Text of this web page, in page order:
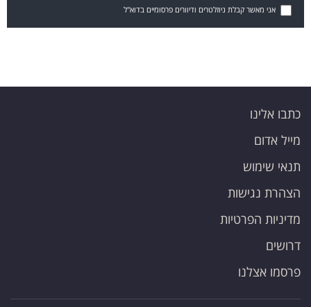
אני מאשר קבלת ניוזלטרים ודיוורים פרסומיים בדוא"ל
כתבו אלינו
מייל אדום
תנאי שימוש
הצהרת נגישות
מדיניות הפרטיות
דרושים
פרסמו אצלנו